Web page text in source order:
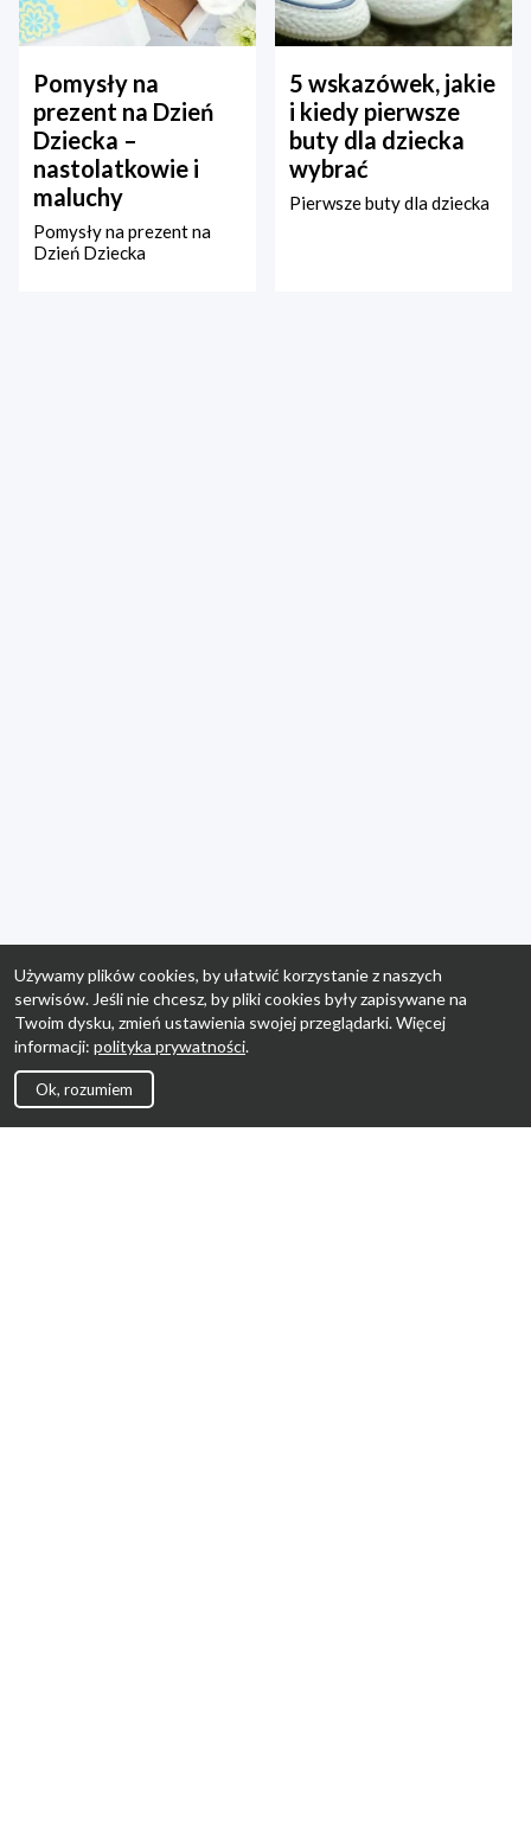
Pomysły na
prezent na Dzień
Dziecka –
nastolatkowie i
maluchy
Pomysły na prezent na
Dzień Dziecka
5 wskazówek, jakie
i kiedy pierwsze
buty dla dziecka
wybrać
Pierwsze buty dla dziecka
Używamy plików cookies, by ułatwić korzystanie z naszych
serwisów. Jeśli nie chcesz, by pliki cookies były zapisywane na
Twoim dysku, zmień ustawienia swojej przeglądarki. Więcej
informacji: polityka prywatności.
Ok, rozumiem